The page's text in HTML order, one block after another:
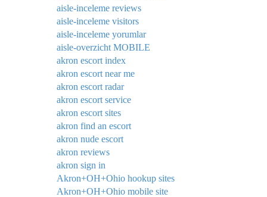
aisle-inceleme reviews
aisle-inceleme visitors
aisle-inceleme yorumlar
aisle-overzicht MOBILE
akron escort index
akron escort near me
akron escort radar
akron escort service
akron escort sites
akron find an escort
akron nude escort
akron reviews
akron sign in
Akron+OH+Ohio hookup sites
Akron+OH+Ohio mobile site